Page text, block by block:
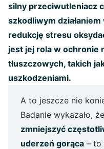
silny przeciwutleniacz
szkodliwym
redukcję stresu
jest jej rola w ochronie
tłuszczowych, takich
uszkodzeniami.
A to jeszcze nie
Badanie wykazało, że
zmniejszyć
uderzeń gorąca – to